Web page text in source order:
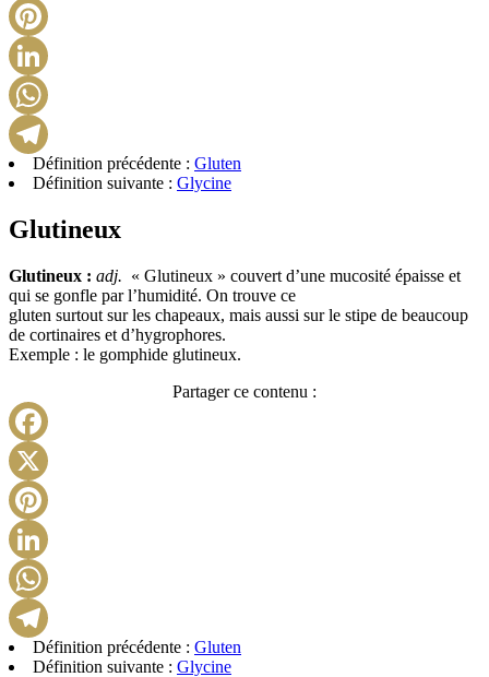
Définition précédente : Gluten
Définition suivante : Glycine
Glutineux
Glutineux : adj. « Glutineux » couvert d’une mucosité épaisse et
qui se gonfle par l’humidité. On trouve ce
gluten surtout sur les chapeaux, mais aussi sur le stipe de beaucoup
de cortinaires et d’hygrophores.
Exemple : le gomphide glutineux.
Partager ce contenu :
Définition précédente : Gluten
Définition suivante : Glycine